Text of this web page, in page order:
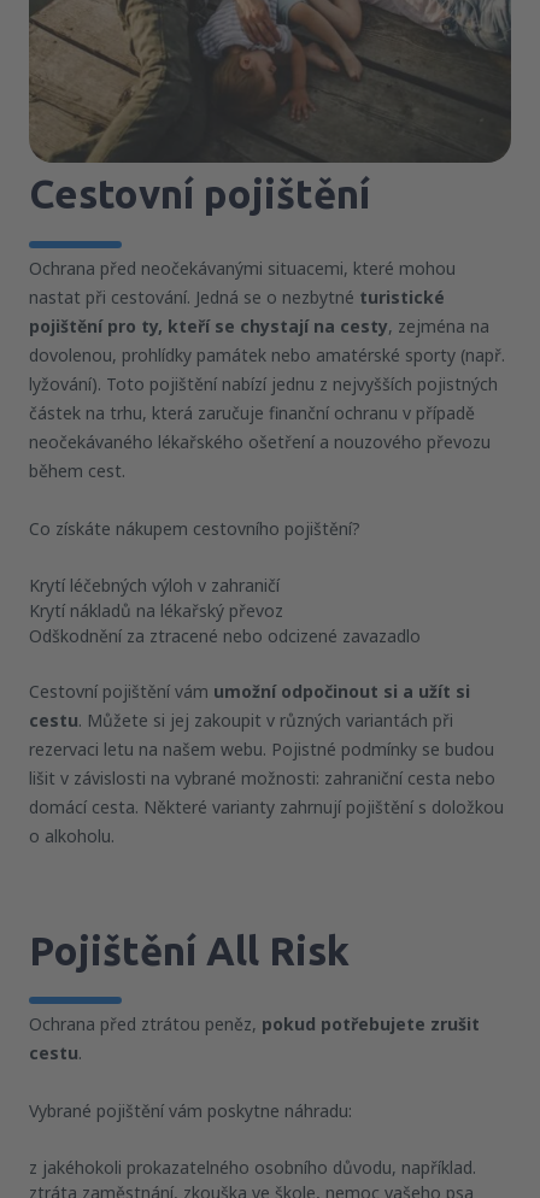
Cestovní pojištění
Ochrana před neočekávanými situacemi, které mohou
nastat při cestování. Jedná se o nezbytné turistické
pojištění pro ty, kteří se chystají na cesty, zejména na
dovolenou, prohlídky památek nebo amatérské sporty (např.
lyžování). Toto pojištění nabízí jednu z nejvyšších pojistných
částek na trhu, která zaručuje finanční ochranu v případě
neočekávaného lékařského ošetření a nouzového převozu
během cest.
Co získáte nákupem cestovního pojištění?
Krytí léčebných výloh v zahraničí
Krytí nákladů na lékařský převoz
Odškodnění za ztracené nebo odcizené zavazadlo
Cestovní pojištění vám umožní odpočinout si a užít si
cestu. Můžete si jej zakoupit v různých variantách při
rezervaci letu na našem webu. Pojistné podmínky se budou
lišit v závislosti na vybrané možnosti: zahraniční cesta nebo
domácí cesta. Některé varianty zahrnují pojištění s doložkou
o alkoholu.
Pojištění All Risk
Ochrana před ztrátou peněz, pokud potřebujete zrušit
cestu.
Vybrané pojištění vám poskytne náhradu:
z jakéhokoli prokazatelného osobního důvodu, například.
ztráta zaměstnání, zkouška ve škole, nemoc vašeho psa